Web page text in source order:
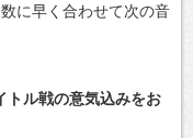
に早く合わせて次の音
ル戦の意気込みをお